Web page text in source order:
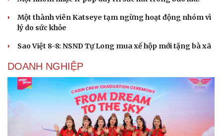
Một thành viên Katseye tạm ngừng hoạt động nhóm vì
lý do sức khỏe
Sao Việt 8-8: NSND Tự Long mua xế hộp mới tặng bà xã
DOANH NGHIỆP